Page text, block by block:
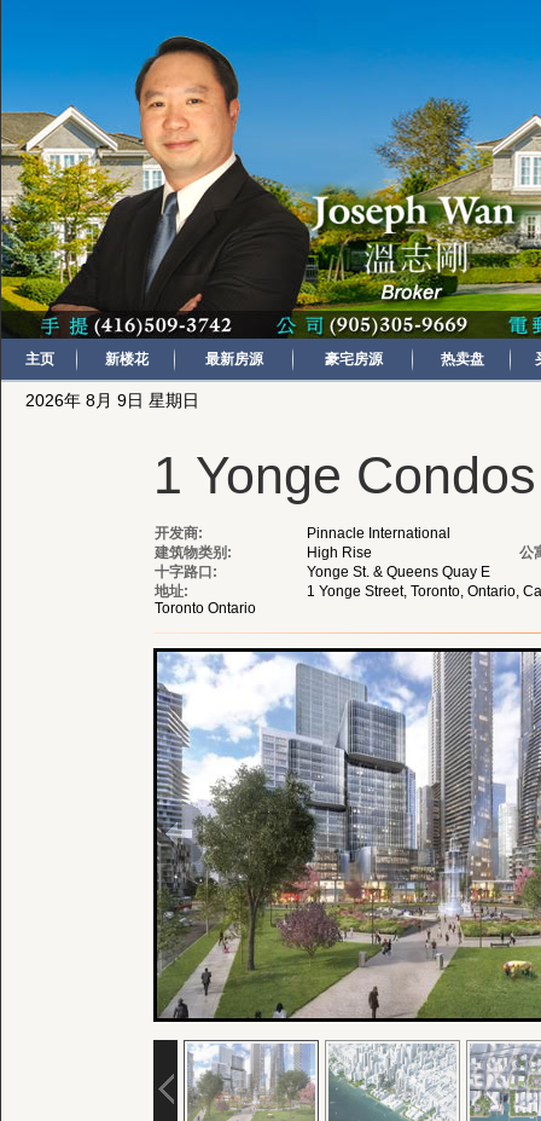
主页 新楼花 最新房源 豪宅房源 热卖盘
2026年 8月 9日 星期日
1 Yonge Condos
开发商:
Pinnacle International
建筑物类别:
High Rise
公
十字路口:
Yonge St. & Queens Quay E
地址:
1 Yonge Street, Toronto, Ontario,
Toronto Ontario